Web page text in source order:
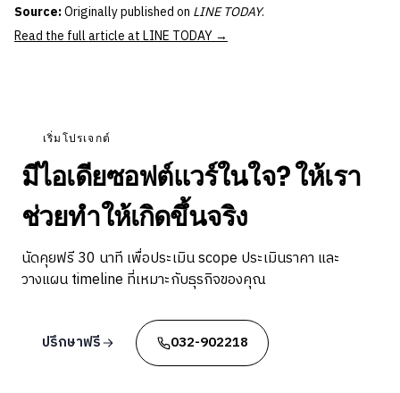
Source:Originally published on LINE TODAY.
Read the full article at LINE TODAY →
เริ่มโปรเจกต์
มีไอเดียซอฟต์แวร์ในใจ? ให้เรา
ช่วยทำให้เกิดขึ้นจริง
นัดคุยฟรี 30 นาที เพื่อประเมิน scope ประเมินราคา และ
วางแผน timeline ที่เหมาะกับธุรกิจของคุณ
ปรึกษาฟรี 032-902218